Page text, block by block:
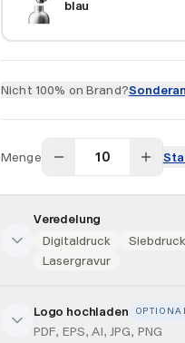
blau
Nicht 100% on Brand?
Menge
Veredelung
Digitaldruck
Siebdruck
Lasergravur
Veredelung hinzufügen
Logo hochladen OPTIONAL
PDF, EPS, AI, JPG, PNG